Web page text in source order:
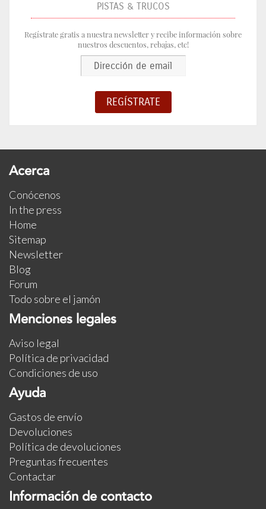
PISTAS & TRUCOS
Regístrate gratis a nuestra newsletter y recibe información sobre
nuestros descuentos, rebajas, etc!
Acerca
Conócenos
In the press
Home
Sitemap
Newsletter
Blog
Forum
Todo sobre el jamón
Menciones legales
Aviso legal
Política de privacidad
Condiciones de uso
Ayuda
Gastos de envío
Devoluciones
Política de devoluciones
Preguntas frecuentes
Contactar
Información de contacto